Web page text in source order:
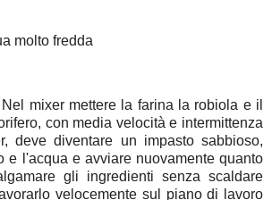
molto fredda
mixer mettere la farina la robiola e il
con media velocità e intermittenza
deve diventare un impasto sabbioso,
e l'acqua e avviare nuovamente quanto
gli ingredienti senza scaldare
velocemente sul piano di lavoro